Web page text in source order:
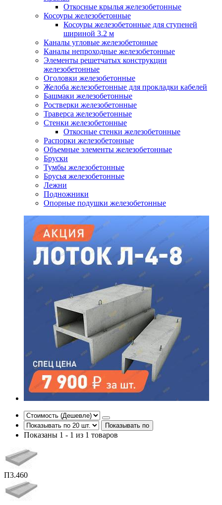
Откосные крылья железобетонные
Косоуры железобетонные
Косоуры железобетонные для ступеней
шириной 3.2 м
Каналы угловые железобетонные
Каналы непроходные железобетонные
Элементы решетчатых конструкции
железобетонные
Оголовки железобетонные
Желоба железобетонные для прокладки кабелей
Башмаки железобетонные
Ростверки железобетонные
Траверса железобетонные
Стенки железобетонные
Откосные стенки железобетонные
Распорки железобетонные
Объемные элементы железобетонные
Бруски
Тумбы железобетонные
Брусья железобетонные
Лежни
Подножники
Опорные подушки железобетонные
Показывать по
Показаны 1 - 1 из 1 товаров
П3.460